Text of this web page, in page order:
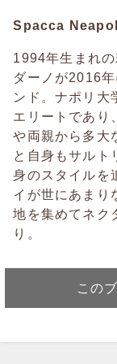
Spacca
1994年生まれ
ダーノが2016
ンド。ナポリ大
エリートであり
や両親から多大
と自身もサルト
身のスタイルを
イが世にあまり
地を集めてネク
り。
この